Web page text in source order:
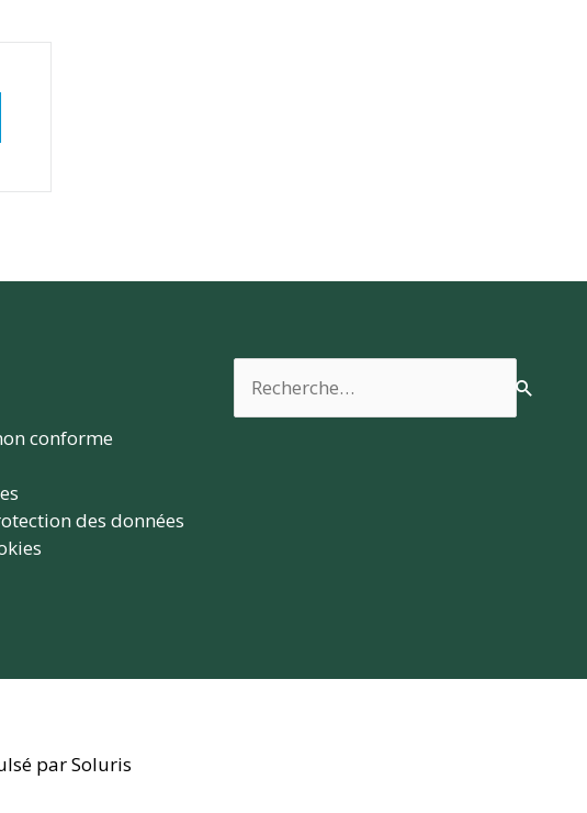
conforme
des données
par Soluris